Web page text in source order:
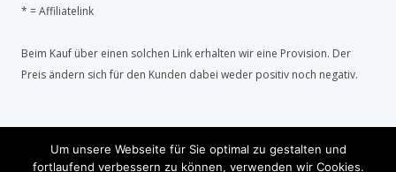
* = Affiliatelink
Beim Kauf über einen solchen Link erhalten wir eine Provision. Der
Preis ändern sich für den Kunden dabei weder positiv noch negativ.
HINWEIS: Dies sind allgemeine Informationen und
Um unsere Webseite für Sie optimal zu gestalten und
fortlaufend verbessern zu können, verwenden wir Cookies.